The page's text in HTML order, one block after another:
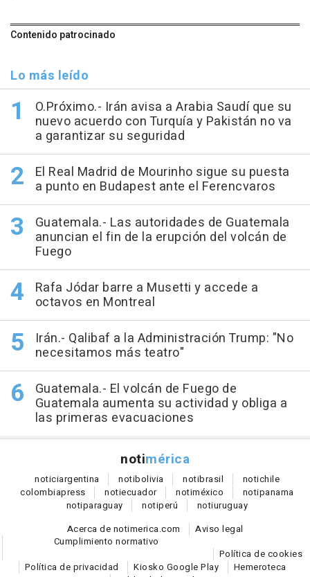
Contenido patrocinado
Lo más leído
O.Próximo.- Irán avisa a Arabia Saudí que su
nuevo acuerdo con Turquía y Pakistán no va
a garantizar su seguridad
El Real Madrid de Mourinho sigue su puesta
a punto en Budapest ante el Ferencvaros
Guatemala.- Las autoridades de Guatemala
anuncian el fin de la erupción del volcán de
Fuego
Rafa Jódar barre a Musetti y accede a
octavos en Montreal
Irán.- Qalibaf a la Administración Trump: "No
necesitamos más teatro"
Guatemala.- El volcán de Fuego de
Guatemala aumenta su actividad y obliga a
las primeras evacuaciones
notimérica
noticiargentina notibolivia notibrasil notichile
colombiapress notiecuador notiméxico notipanama
notiparaguay notiperú notiuruguay
Acerca de notimerica.com
Aviso legal
Cumplimiento normativo
Política de cookies
Política de privacidad
Kiosko Google Play
Hemeroteca